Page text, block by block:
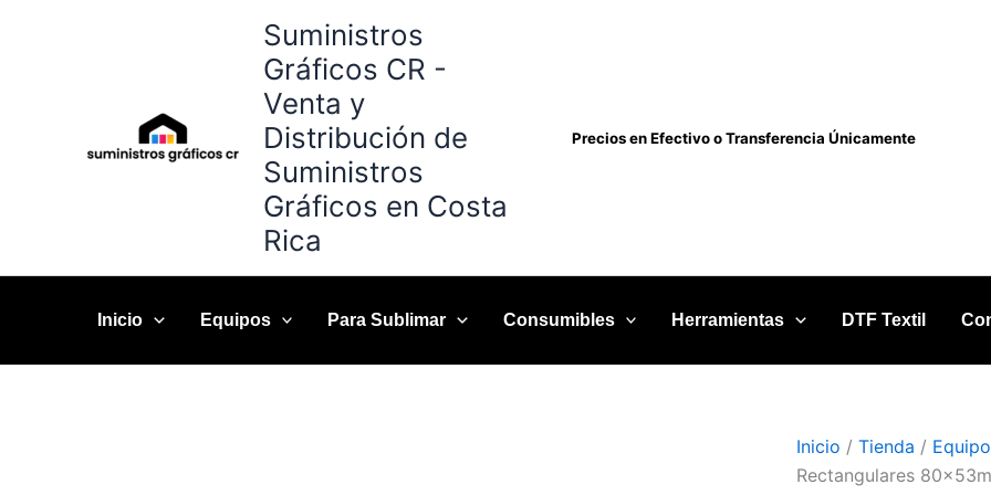
Suministros
Gráficos CR -
Venta y
Distribución de
Suministros
Gráficos en Costa
Rica
Precios en Efectivo o Transferencia Únicamente
Inicio Equipos Para Sublimar Consumibles Herramientas DTF Textil
Inicio / Tienda /
Rectangulares
y